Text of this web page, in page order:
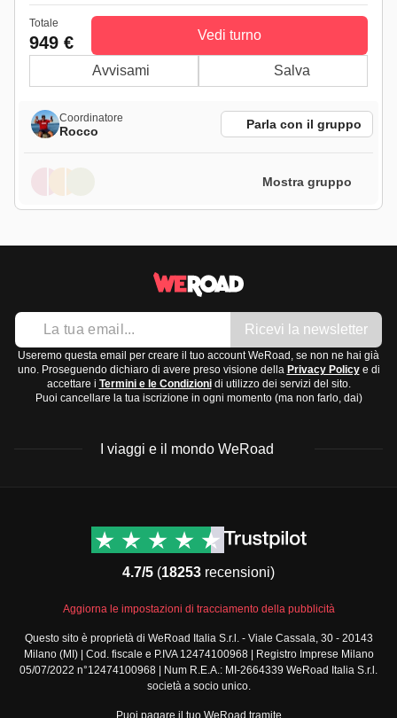
Totale
949 € Vedi turno
Avvisami Salva
Coordinatore
Rocco Parla con il gruppo
Mostra gruppo
Ricevi la newsletter
Useremo questa email per creare il tuo account WeRoad, se non ne hai già
uno. Proseguendo dichiaro di avere preso visione della Privacy Policye di
accettare i Termini e le Condizionidi utilizzo dei servizi del sito.
Puoi cancellare la tua iscrizione in ogni momento (ma non farlo, dai)
I viaggi e il mondo WeRoad
Viaggi di gruppo Nord
Viaggi di gruppo Centro
Viaggi di gruppo Sud
America
Viaggi di gruppo Africa
Viaggi di gruppo Medio
Contatti
Termini e condizioni
Condizioni generali
standard
Policy annullamento
viaggio
Cookie policy
4.7/5 (18253 recensioni)
Aggiorna le impostazioni di tracciamento della pubblicità
Questo sito è proprietà di WeRoad Italia S.r.l. - Viale Cassala, 30 - 20143
Milano (MI) | Cod. fiscale e P.IVA 12474100968 | Registro Imprese Milano
05/07/2022 n°12474100968 | Num R.E.A.: MI-2664339 WeRoad Italia S.r.l.
società a socio unico.
Puoi pagare il tuo WeRoad tramite